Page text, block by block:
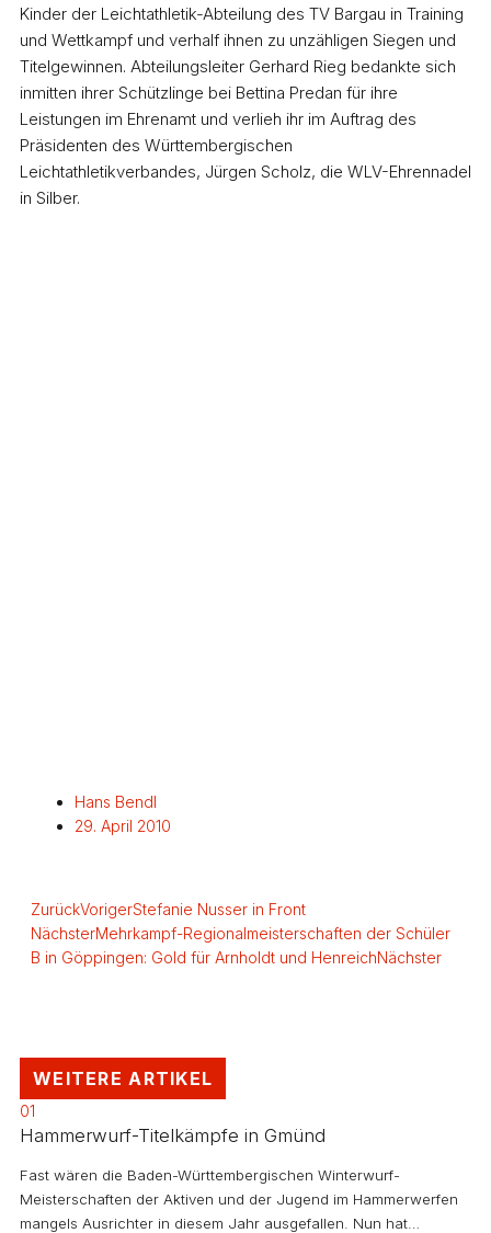
Kinder der Leichtathletik-Abteilung des TV Bargau in Training
und Wettkampf und verhalf ihnen zu unzähligen Siegen und
Titelgewinnen. Abteilungsleiter Gerhard Rieg bedankte sich
inmitten ihrer Schützlinge bei Bettina Predan für ihre
Leistungen im Ehrenamt und verlieh ihr im Auftrag des
Präsidenten des Württembergischen
Leichtathletikverbandes, Jürgen Scholz, die WLV-Ehrennadel
in Silber.
Hans Bendl
29. April 2010
ZurückVorigerStefanie Nusser in Front
NächsterMehrkampf-Regionalmeisterschaften der Schüler
B in Göppingen: Gold für Arnholdt und HenreichNächster
WEITERE ARTIKEL
01
Hammerwurf-Titelkämpfe in Gmünd
Fast wären die Baden-Württembergischen Winterwurf-
Meisterschaften der Aktiven und der Jugend im Hammerwerfen
mangels Ausrichter in diesem Jahr ausgefallen. Nun hat…